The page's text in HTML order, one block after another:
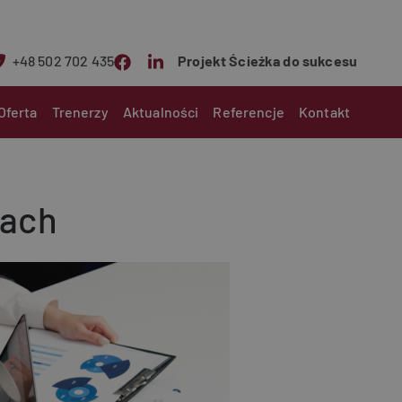
+48 502 702 435 Projekt Ścieżka do sukcesu
Trenerzy Aktualności Referencje Kontakt